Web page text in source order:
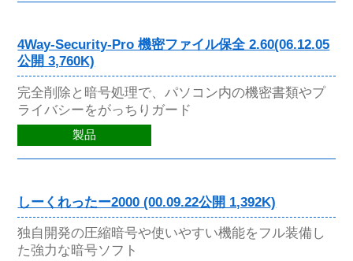
4Way-Security-Pro 機密ファイル保全 2.60(06.12.05
公開 3,760K)
完全削除と暗号処理で、パソコン内の機密書類やプ
ライバシーをがっちりガード
製品
しーくれったー2000 (00.09.22公開 1,392K)
独自開発の圧縮暗号や使いやすい機能をフル装備し
た強力な暗号ソフト